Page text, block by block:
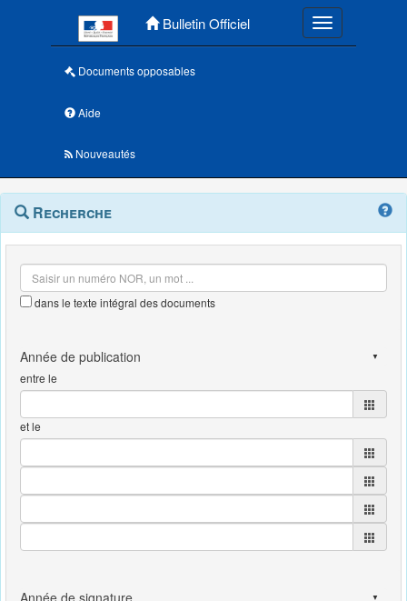
Bulletin Officiel Toggle
Documents opposables
Aide
Nouveautés
Navigation
outils
Menu
contextuel
Recherche
dans le texte intégral des documents
entre le
et le